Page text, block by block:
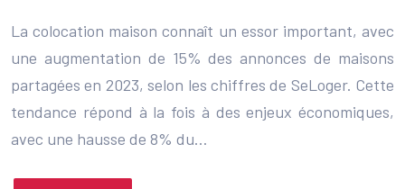
La colocation maison connaît un essor important, avec
une augmentation de 15% des annonces de maisons
partagées en 2023, selon les chiffres de SeLoger. Cette
tendance répond à la fois à des enjeux économiques,
avec une hausse de 8% du…